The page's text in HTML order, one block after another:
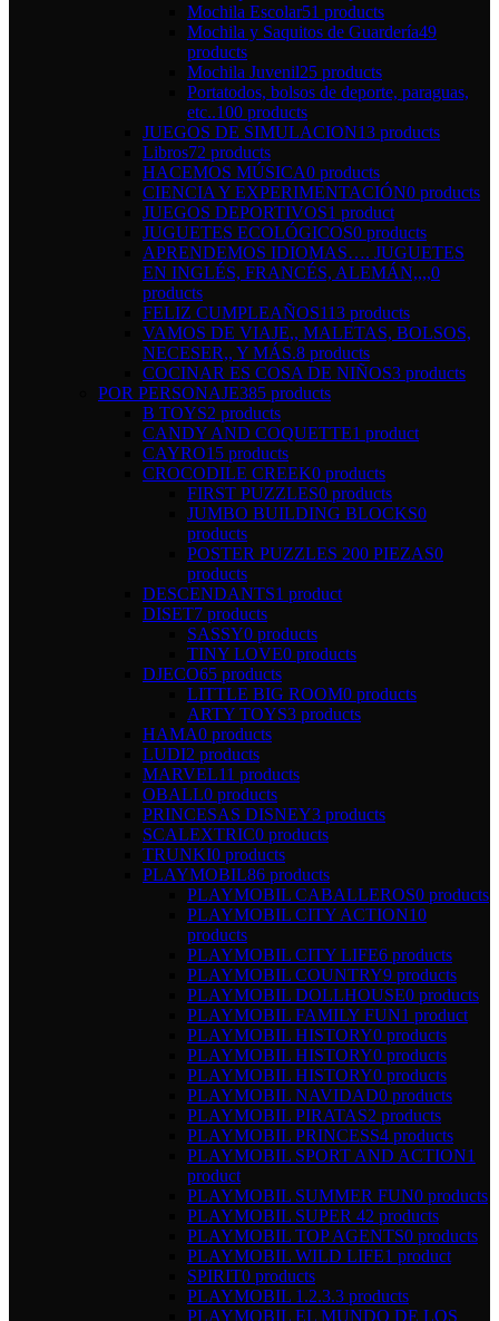
Mochila Escolar51 products
Mochila y Saquitos de Guardería49
products
Mochila Juvenil25 products
Portatodos, bolsos de deporte, paraguas,
etc..100 products
JUEGOS DE SIMULACION13 products
Libros72 products
HACEMOS MÚSICA0 products
CIENCIA Y EXPERIMENTACIÓN0 products
JUEGOS DEPORTIVOS1 product
JUGUETES ECOLÓGICOS0 products
APRENDEMOS IDIOMAS…. JUGUETES
EN INGLÉS, FRANCÉS, ALEMÁN,,,,0
products
FELIZ CUMPLEAÑOS113 products
VAMOS DE VIAJE,, MALETAS, BOLSOS,
NECESER,, Y MÁS.8 products
COCINAR ES COSA DE NIÑOS3 products
POR PERSONAJE385 products
B TOYS2 products
CANDY AND COQUETTE1 product
CAYRO15 products
CROCODILE CREEK0 products
FIRST PUZZLES0 products
JUMBO BUILDING BLOCKS0
products
POSTER PUZZLES 200 PIEZAS0
products
DESCENDANTS1 product
DISET7 products
SASSY0 products
TINY LOVE0 products
DJECO65 products
LITTLE BIG ROOM0 products
ARTY TOYS3 products
HAMA0 products
LUDI2 products
MARVEL11 products
OBALL0 products
PRINCESAS DISNEY3 products
SCALEXTRIC0 products
TRUNKI0 products
PLAYMOBIL86 products
PLAYMOBIL CABALLEROS0 products
PLAYMOBIL CITY ACTION10
products
PLAYMOBIL CITY LIFE6 products
PLAYMOBIL COUNTRY9 products
PLAYMOBIL DOLLHOUSE0 products
PLAYMOBIL FAMILY FUN1 product
PLAYMOBIL HISTORY0 products
PLAYMOBIL HISTORY0 products
PLAYMOBIL HISTORY0 products
PLAYMOBIL NAVIDAD0 products
PLAYMOBIL PIRATAS2 products
PLAYMOBIL PRINCESS4 products
PLAYMOBIL SPORT AND ACTION1
product
PLAYMOBIL SUMMER FUN0 products
PLAYMOBIL SUPER 42 products
PLAYMOBIL TOP AGENTS0 products
PLAYMOBIL WILD LIFE1 product
SPIRIT0 products
PLAYMOBIL 1.2.3.3 products
PLAYMOBIL EL MUNDO DE LOS